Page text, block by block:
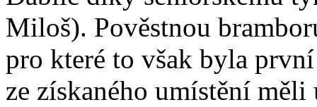
Miloš). Pověstnou
pro které to však byla
ze získaného umístění